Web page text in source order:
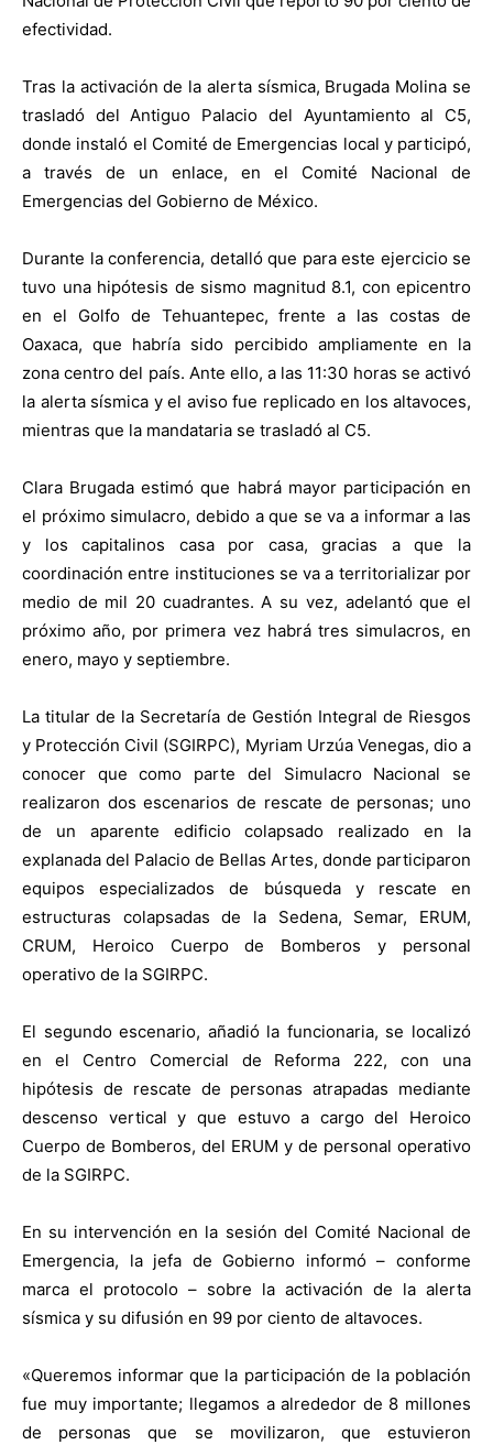
efectividad.
Tras la activación de la alerta sísmica, Brugada Molina se
trasladó del Antiguo Palacio del Ayuntamiento al C5,
donde instaló el Comité de Emergencias local y participó,
a través de un enlace, en el Comité Nacional de
Emergencias del Gobierno de México.
Durante la conferencia, detalló que para este ejercicio se
tuvo una hipótesis de sismo magnitud 8.1, con epicentro
en el Golfo de Tehuantepec, frente a las costas de
Oaxaca, que habría sido percibido ampliamente en la
zona centro del país. Ante ello, a las 11:30 horas se activó
la alerta sísmica y el aviso fue replicado en los altavoces,
mientras que la mandataria se trasladó al C5.
Clara Brugada estimó que habrá mayor participación en
el próximo simulacro, debido a que se va a informar a las
y los capitalinos casa por casa, gracias a que la
coordinación entre instituciones se va a territorializar por
medio de mil 20 cuadrantes. A su vez, adelantó que el
próximo año, por primera vez habrá tres simulacros, en
enero, mayo y septiembre.
La titular de la Secretaría de Gestión Integral de Riesgos
y Protección Civil (SGIRPC), Myriam Urzúa Venegas, dio a
conocer que como parte del Simulacro Nacional se
realizaron dos escenarios de rescate de personas; uno
de un aparente edificio colapsado realizado en la
explanada del Palacio de Bellas Artes, donde participaron
equipos especializados de búsqueda y rescate en
estructuras colapsadas de la Sedena, Semar, ERUM,
CRUM, Heroico Cuerpo de Bomberos y personal
operativo de la SGIRPC.
El segundo escenario, añadió la funcionaria, se localizó
en el Centro Comercial de Reforma 222, con una
hipótesis de rescate de personas atrapadas mediante
descenso vertical y que estuvo a cargo del Heroico
Cuerpo de Bomberos, del ERUM y de personal operativo
de la SGIRPC.
En su intervención en la sesión del Comité Nacional de
Emergencia, la jefa de Gobierno informó – conforme
marca el protocolo – sobre la activación de la alerta
sísmica y su difusión en 99 por ciento de altavoces.
«Queremos informar que la participación de la población
fue muy importante; llegamos a alrededor de 8 millones
de personas que se movilizaron, que estuvieron